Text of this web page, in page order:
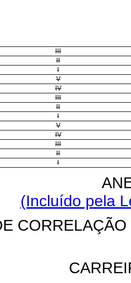
III
II
I
V
IV
III
II
I
V
IV
III
II
I
(Incluído pela